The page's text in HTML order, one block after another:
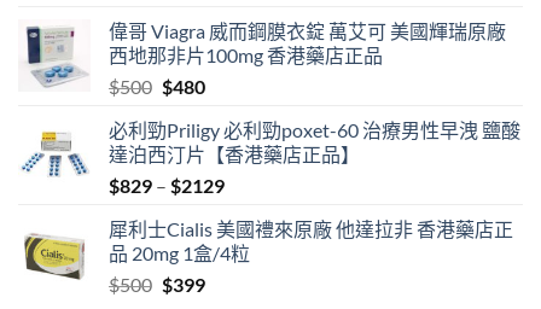
$529
through
偉哥 Viagra 威而鋼膜衣錠 萬艾可 美國輝瑞原廠
西地那非片100mg 香港藥店正品
$500 Original
was:
$500.
$480Current
is:
$480.
必利勁Priligy 必利勁poxet-60 治療男性早洩 鹽酸
達泊西汀片【香港藥店正品】
$829 – $2129Price
$829
through
犀利士Cialis 美國禮來原廠 他達拉非 香港藥店正
品 20mg 1盒/4粒
$500 Original
$399Current